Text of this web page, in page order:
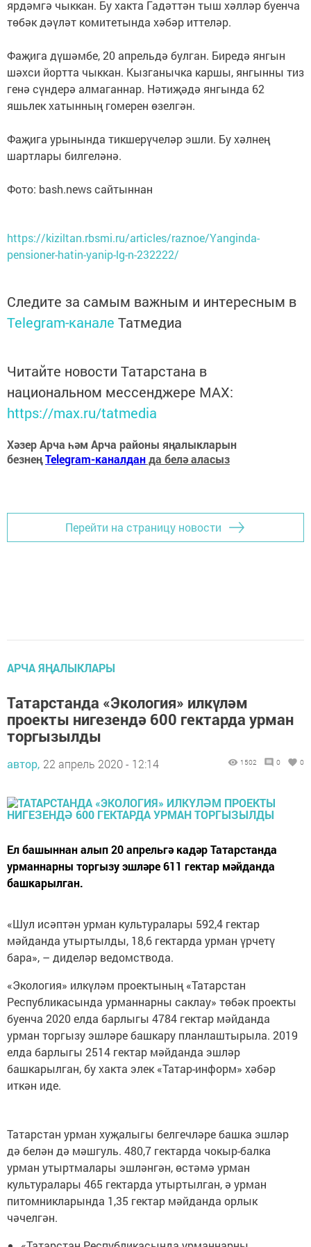
ярдәмгә чыккан. Бу хакта Гадәттән тыш хәлләр буенча
төбәк дәүләт комитетында хәбәр иттеләр.
Фаҗига дүшәмбе, 20 апрельдә булган. Биредә янгын
шәхси йортта чыккан. Кызганычка каршы, янгынны тиз
генә сүндерә алмаганнар. Нәтиҗәдә янгында 62
яшьлек хатынның гомерен өзелгән.
Фаҗига урынында тикшерүчеләр эшли. Бу хәлнең
шартлары билгеләнә.
Фото: bash.news сайтыннан
https://kiziltan.rbsmi.ru/articles/raznoe/Yanginda-
pensioner-hatin-yanip-lg-n-232222/
Следите за самым важным и интересным в
Telegram-канале Татмедиа
Читайте новости Татарстана в
национальном мессенджере MАХ:
https://max.ru/tatmedia
Хәзер Арча һәм Арча районы яңалыкларын
безнеңTelegram-каналданда белә аласыз
Перейти на страницу новости
АРЧА ЯҢАЛЫКЛАРЫ
Татарстанда «Экология» илкүләм
проекты нигезендә 600 гектарда урман
торгызылды
автор, 22 апрель 2020 - 12:14 1502 0 0
Ел башыннан алып 20 апрельгә кадәр Татарстанда
урманнарны торгызу эшләре 611 гектар мәйданда
башкарылган.
«Шул исәптән урман культуралары 592,4 гектар
мәйданда утыртылды, 18,6 гектарда урман үрчетү
бара», – диделәр ведомствода.
«Экология» илкүләм проектының «Татарстан
Республикасында урманнарны саклау» төбәк проекты
буенча 2020 елда барлыгы 4784 гектар мәйданда
урман торгызу эшләре башкару планлаштырыла. 2019
елда барлыгы 2514 гектар мәйданда эшләр
башкарылган, бу хакта элек «Татар-информ» хәбәр
иткән иде.
Татарстан урман хуҗалыгы белгечләре башка эшләр
дә белән дә мәшгуль. 480,7 гектарда чокыр-балка
урман утыртмалары эшләнгән, өстәмә урман
культуралары 465 гектарда утыртылган, ә урман
питомникларында 1,35 гектар мәйданда орлык
чәчелгән.